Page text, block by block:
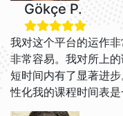
Gökçe P.
我对这个平台的运作
非常容易。我对所上
短时间内有了显著进
性化我的课程时间表是